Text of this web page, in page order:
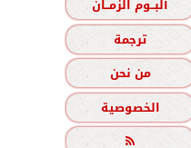
ألبــوم الزمــان
ترجمة
من نحن
الخصوصية
